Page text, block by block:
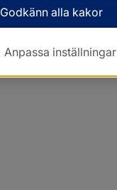
Godkänn alla kakor
Anpassa inställningar